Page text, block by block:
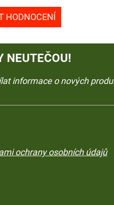
HODNOCENÍ
NEUTEČOU!
informace o nových
ochrany osobních údajů